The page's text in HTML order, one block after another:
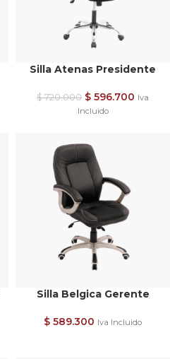
Silla Atenas Presidente
$720.000 $ 596.700 Iva
Incluido
Silla Belgica Gerente
$ 589.300 Iva Incluido